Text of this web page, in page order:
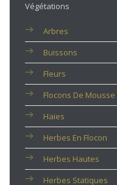
Végétations
Arbres
Buissons
Fleurs
Flocons De Mousse
Haies
Herbes En Flocon
Herbes Hautes
Herbes Statiques